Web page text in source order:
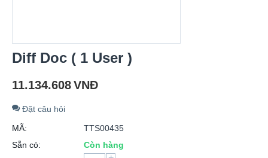
Diff Doc ( 1 User )
11.134.608VNĐ
Đặt câu hỏi
MÃ:
TTS00435
Sẵn có:
Còn hàng